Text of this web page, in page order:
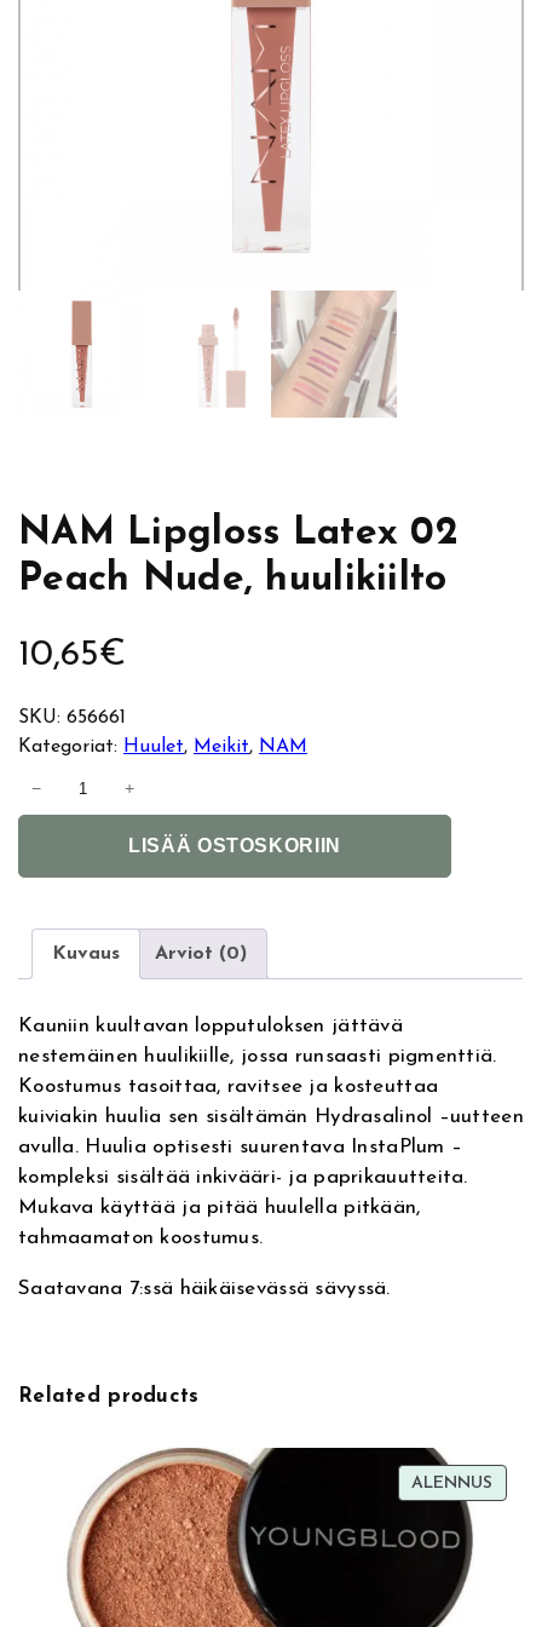
NAM Lipgloss Latex 02
Peach Nude, huulikiilto
10,65€
SKU: 656661
Kategoriat: Huulet, Meikit, NAM
l
s
s
L
a
t
e
x
0
P
c
− +
LISÄÄ OSTOSKORIIN
n
i
e
:
Kuvaus Arviot (0)
Kauniin kuultavan lopputuloksen jättävä
nestemäinen huulikiille, jossa runsaasti pigmenttiä.
Koostumus tasoittaa, ravitsee ja kosteuttaa
kuiviakin huulia sen sisältämän Hydrasalinol –uutteen
avulla. Huulia optisesti suurentava InstaPlum –
kompleksi sisältää inkivääri- ja paprikauutteita.
Mukava käyttää ja pitää huulella pitkään,
tahmaamaton koostumus.
Saatavana 7:ssä häikäisevässä sävyssä.
Related products
ALENNUS